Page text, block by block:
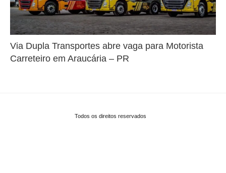
Via Dupla Transportes abre vaga para Motorista
Carreteiro em Araucária – PR
Todos os direitos reservados